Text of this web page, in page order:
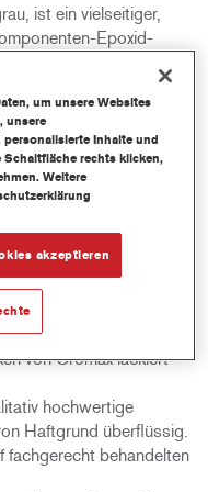
ist ein vielseitiger,
Epoxid-
und verfügt
Wirkung. Außerdem
bestimmter
und Nass-in-Nass-
wie
empfohlen.
von Cromax lackiert
hochwertige
Haftgrund überflüssig.
fachgerecht behandelten
um unsere Websites
unsere
Inhalte und
rechts klicken,
Weitere
akzeptieren